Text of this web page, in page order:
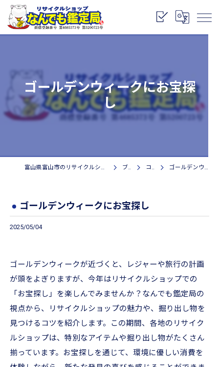
ゴールデンウィークにお宝探
し
富山県富山市のリサイクルショップなら株式会社なんでも鑑定局 ブログ コラム ゴールデンウィークにお宝探し
ゴールデンウィークにお宝探し
2025/05/04
ゴールデンウィークが近づくと、レジャーや旅行の計画
が頭をよぎりますが、今年はリサイクルショップでの
「お宝探し」を楽しんでみませんか？なんでも鑑定局の
視点から、リサイクルショップの魅力や、掘り出し物を
見つけるコツを紹介します。この期間、各地のリサイク
ルショップは、特別なアイテムや掘り出し物がたくさん
揃っています。お宝探しを通じて、環境に優しい消費を